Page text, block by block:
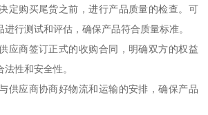
定购买尾货之前，进行产品质量的检查。可
进行测试和评估，确保产品符合质量标准。
应商签订正式的收购合同，明确双方的权益
性和安全性。
供应商协商好物流和运输的安排，确保产品